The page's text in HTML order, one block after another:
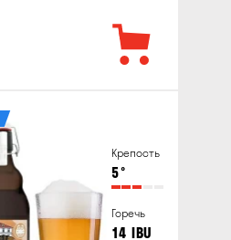
Крепость
5°
Горечь
14 IBU